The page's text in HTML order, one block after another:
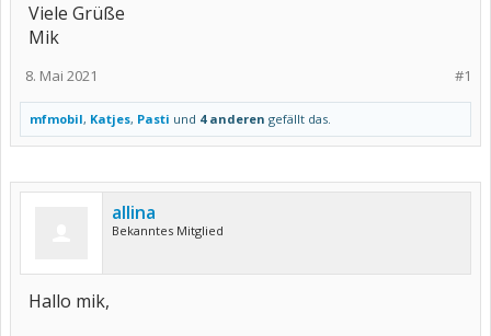
Viele Grüße
Mik
#1
8. Mai 2021
mfmobil, Katjes, Pasti und 4 anderen gefällt das.
allina
Bekanntes Mitglied
Hallo mik,